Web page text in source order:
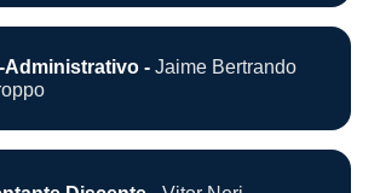
Administrativo - Jaime Bertrando